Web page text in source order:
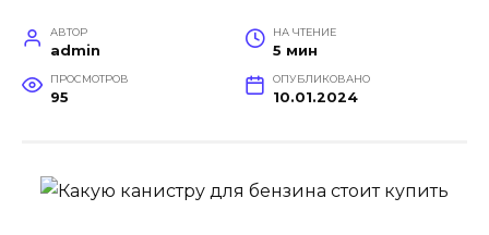
АВТОР
admin
НА ЧТЕНИЕ
5 мин
ПРОСМОТРОВ
95
ОПУБЛИКОВАНО
10.01.2024